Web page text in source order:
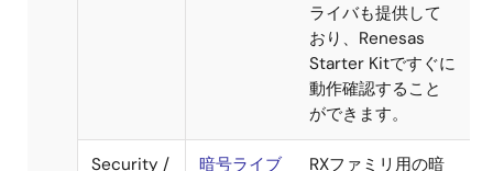
は、RL78/G1H、ま
たはRX651＋
RAA604S00のプラ
ットフォームに搭
規格IEEE802.15.4に